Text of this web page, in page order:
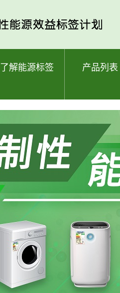
了解能源标签 产品列表